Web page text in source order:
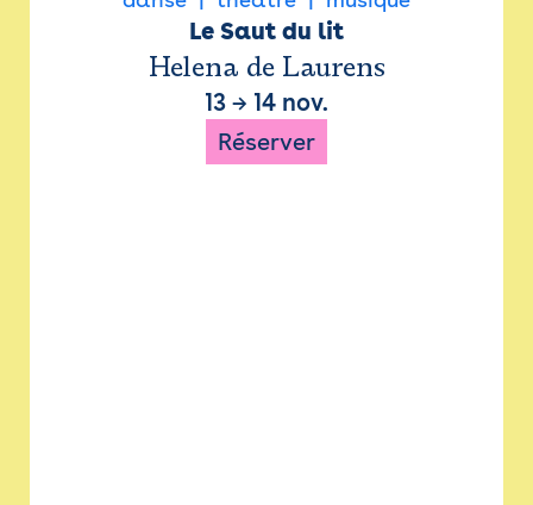
Le Saut du lit
Helena de Laurens
13 → 14 nov.
Réserver